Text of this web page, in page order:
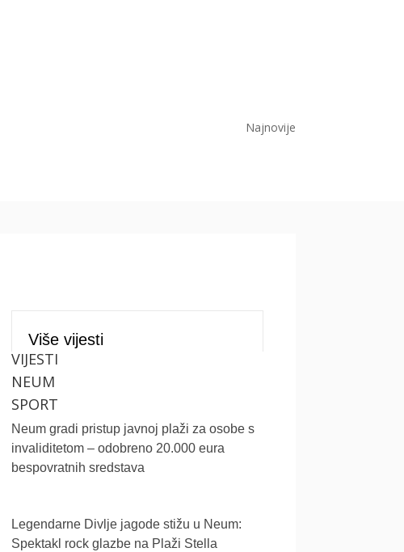
Najnovije
Više vijesti
VIJESTI
NEUM
SPORT
Neum gradi pristup javnoj plaži za osobe s
invaliditetom – odobreno 20.000 eura
bespovratnih sredstava
Legendarne Divlje jagode stižu u Neum:
Spektakl rock glazbe na Plaži Stella